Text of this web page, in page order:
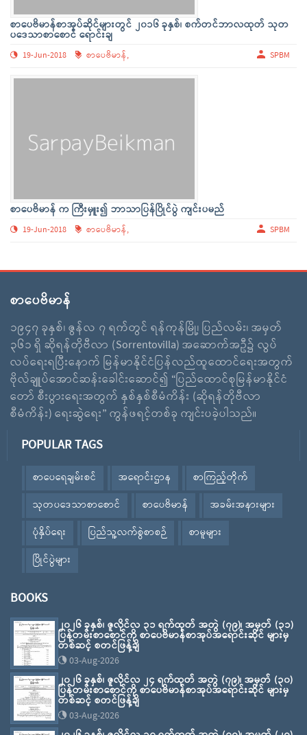
စာပေဗိမာန်စာအုပ်ဆိုင်များတွင် ၂၀၁၆ ခုနှစ်၊ စက်တင်ဘာလထုတ် သုတ
ပဒေသာစာစောင် ရောင်းချ
19-Jun-2018 စာပေဗိမာန်, SPBM
စာပေဗိမာန် က ကြီးမှူး၍ ဘာသာပြန်ပြိုင်ပွဲ ကျင်းပမည်
19-Jun-2018 စာပေဗိမာန်, SPBM
စာပေဗိမာန်
၁၉၄၇ ခုနှစ်၊ ဇွန်လ ၇ ရက်တွင် ရန်ကုန်မြို့၊ ပြည်လမ်း၊ အမှတ်
၃၆၁ ရှိ ဆိုရန်တိုဗီလာ (Sorrentovilla) အဆောက်အဦ၌ လွပ်
လပ်ရေးရပြီးနောက် မြန်မာနိုင်ငံပြန်လည်ထူထောင်ရေးအတွက်
ဗိုလ်ချူပ်အောင်ဆန်းခေါင်းဆောင်၍ “ပြည်ထောင်စုမြန်မာနိုင်ငံ
တော် စီးပွားရေးအတွက် နှစ်နှစ်စီမံကိန်း (ဆိုရန်တိုဗီလာ
စီမံကိန်း) ရေးဆွဲရေး” ကွန်ဖရင့်တစ်ခု ကျင်းပခဲ့ပါသည်။
POPULAR TAGS
စာပေရေချမ်းစင် အရောင်းဌာန
စာကြည့်တိုက်
သုတပဒေသာစာစောင်
စာပေဗိမာန်
အခမ်းအနားများ
ပုံနှိပ်ရေး
ပြည်သူ့လက်စွဲစာစဉ်
စာမူများ
ပြိုင်ပွဲများ
BOOKS
၂၀၂၆ ခုနှစ်၊ ဇူလိုင်လ ၃၁ ရက်ထုတ် အတွဲ (၇၉)၊ အမှတ် (၃၁)
ပြန်တမ်းစာစောင်ကို စာပေဗိမာန်စာအုပ်အရောင်းဆိုင် များမှ
တစ်ဆင့် စတင်ဖြန့်ချိ
03-Aug-2026
၂၀၂၆ ခုနှစ်၊ ဇူလိုင်လ ၂၄ ရက်ထုတ် အတွဲ (၇၉)၊ အမှတ် (၃၀)
ပြန်တမ်းစာစောင်ကို စာပေဗိမာန်စာအုပ်အရောင်းဆိုင် များမှ
တစ်ဆင့် စတင်ဖြန့်ချိ
03-Aug-2026